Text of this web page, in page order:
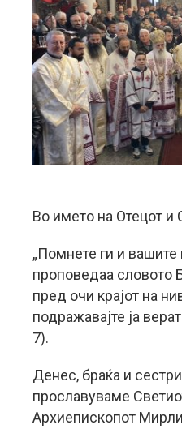
Во името на Отецот и
„Помнете ги и
проповедаа словото
пред очи крајот на
подражавајте ја
7).
Денес, браќа и
прославуваме
Архиепископот